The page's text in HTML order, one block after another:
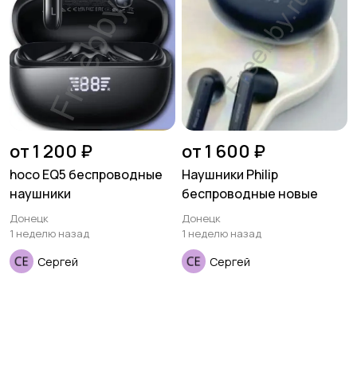
от 1 200 ₽
hoco EQ5 беспроводные
наушники
Донецк
1 неделю назад
Сергей
от 1 600 ₽
Наушники Philip
беспроводные новые
Донецк
1 неделю назад
Сергей